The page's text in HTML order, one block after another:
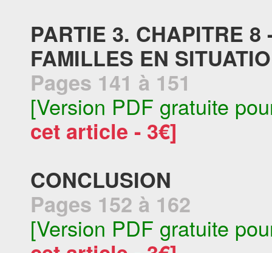
PARTIE 3. CHAPITRE
FAMILLES EN
Pages 141 à 151
[Version PDF gratuite
cet article - 3€]
CONCLUSION
Pages 152 à 162
[Version PDF gratuite